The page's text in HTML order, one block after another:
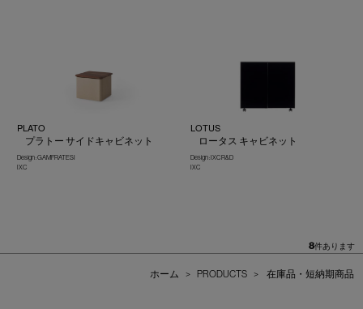
PLATO
プラトー サイドキャビネット
Design : GAMFRATESI
IXC
LOTUS
ロータス キャビネット
Design : IXC R&D
IXC
8件あります
ホーム > PRODUCTS > 在庫品・短納期商品